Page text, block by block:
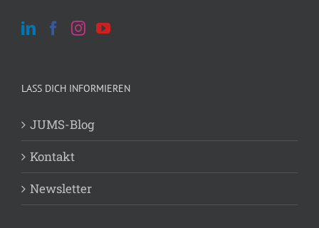
LASS DICH INFORMIEREN
JUMS-Blog
Kontakt
Newsletter